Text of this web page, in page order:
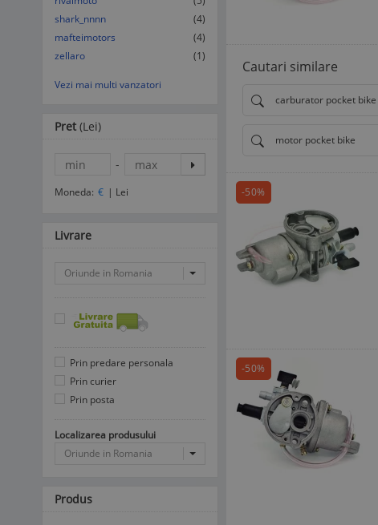
Cautari similare
carburator pocket bike
motor pocket bike
-50%
-50%
shark_nnnn
(4)
mafteimotors
(4)
zellaro
(1)
Vezi mai multi vanzatori
Pret (Lei)
-
Moneda: € | Lei
Livrare
Oriunde in Romania
Prin predare personala
Prin curier
Prin posta
Localizarea produsului
Oriunde in Romania
Produs